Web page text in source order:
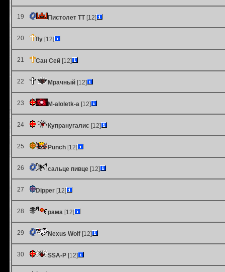
19 Пистолет ТТ[12]
20 fly [12]
21 Сан Сей [12]
22 Мрачный [12]
23 M-aloletk-a [12]
24 Купранугалис [12]
25 Punch [12]
26 сальце пивце [12]
27 Dipper [12]
28 рама [12]
29 Nexus Wolf [12]
30 SSA-P [12]